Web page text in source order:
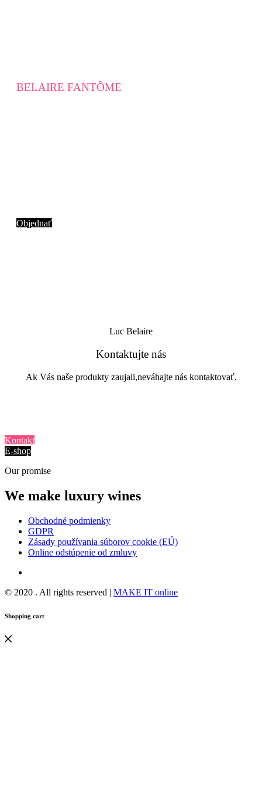
BELAIRE FANTÔME
Objednať
Luc Belaire
Kontaktujte nás
Ak Vás naše produkty zaujali,neváhajte nás kontaktovať.
Kontakt
E-shop
Our promise
We make luxury wines
Obchodné podmienky
GDPR
Zásady používania súborov cookie (EÚ)
Online odstúpenie od zmluvy
© 2020 . All rights reserved | MAKE IT online
Shopping cart